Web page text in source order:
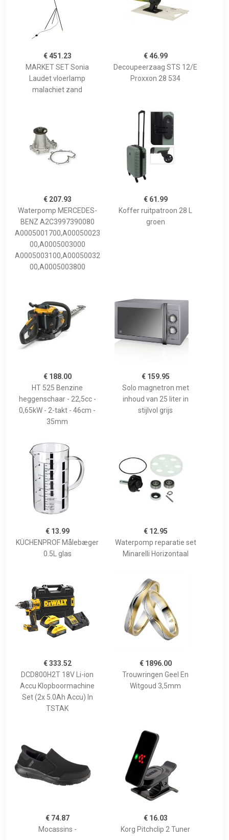
€ 451.23
MARKET SET Sonia
Laudet vloerlamp
malachiet zand
€ 46.99
Decoupeerzaag STS 12/E
Proxxon 28 534
€ 207.93
Waterpomp MERCEDES-
BENZ A2C3997390080
A0005001700,A00050023
00,A0005003000
A0005003100,A00050032
00,A0005003800
€ 61.99
Koffer ruitpatroon 28 L
groen
€ 188.00
HT 525 Benzine
heggenschaar - 22,5cc -
0,65kW - 2-takt - 46cm -
35mm
€ 159.95
Solo magnetron met
inhoud van 25 liter in
stijlvol grijs
€ 13.99
KÜCHENPROF Målebæger
0.5L glas
€ 12.95
Waterpomp reparatie set
Minarelli Horizontaal
€ 333.52
DCD800H2T 18V Li-ion
Accu Klopboormachine
Set (2x 5.0Ah Accu) In
TSTAK
€ 1896.00
Trouwringen Geel En
Witgoud 3,5mm
€ 74.87
Mocassins -
€ 16.03
Korg Pitchclip 2 Tuner